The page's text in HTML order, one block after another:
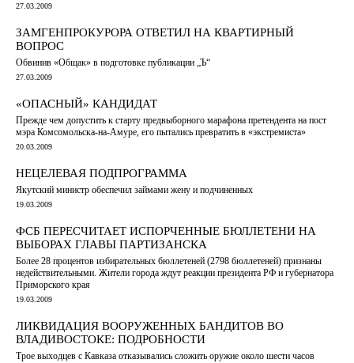
27.03.2009
ЗАМГЕНПРОКУРОРА ОТВЕТИЛ НА КВАРТИРНЫЙ
ВОПРОС
Обвинив «Общак» в подготовке публикации „Ъ“
27.03.2009
«ОПАСНЫЙ» КАНДИДАТ
Прежде чем допустить к старту предвыборного марафона претендента на пост
мэра Комсомольска-на-Амуре, его пытались превратить в «экстремиста»
20.03.2009
НЕЦЕЛЕВАЯ ПОДПРОГРАММА
Якутский министр обеспечил займами жену и подчиненных
19.03.2009
ФСБ ПЕРЕСЧИТАЕТ ИСПОРЧЕННЫЕ БЮЛЛЕТЕНИ НА
ВЫБОРАХ ГЛАВЫ ПАРТИЗАНСКА
Более 28 процентов избирательных бюллетеней (2798 бюллетеней) признаны
недействительными. Жители города ждут реакции президента РФ и губернатора
Приморского края
19.03.2009
ЛИКВИДАЦИЯ ВООРУЖЕННЫХ БАНДИТОВ ВО
ВЛАДИВОСТОКЕ: ПОДРОБНОСТИ
Трое выходцев с Кавказа отказывались сложить оружие около шести часов